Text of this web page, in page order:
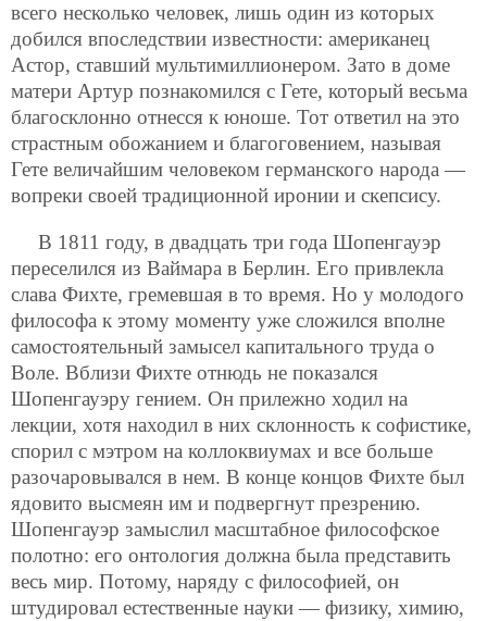
всего несколько человек, лишь один из которых
добился впоследствии известности: американец
Астор, ставший мультимиллионером. Зато в доме
матери Артур познакомился с Гете, который весьма
благосклонно отнесся к юноше. Тот ответил на это
страстным обожанием и благоговением, называя
Гете величайшим человеком германского народа —
вопреки своей традиционной иронии и скепсису.
В 1811 году, в двадцать три года Шопенгауэр
переселился из Ваймара в Берлин. Его привлекла
слава Фихте, гремевшая в то время. Но у молодого
философа к этому моменту уже сложился вполне
самостоятельный замысел капитального труда о
Воле. Вблизи Фихте отнюдь не показался
Шопенгауэру гением. Он прилежно ходил на
лекции, хотя находил в них склонность к софистике,
спорил с мэтром на коллоквиумах и все больше
разочаровывался в нем. В конце концов Фихте был
ядовито высмеян им и подвергнут презрению.
Шопенгауэр замыслил масштабное философское
полотно: его онтология должна была представить
весь мир. Потому, наряду с философией, он
штудировал естественные науки — физику, химию,